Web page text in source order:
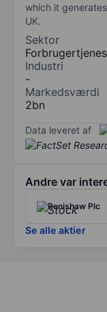
which it
UK.
Sektor
Industri
-
Markedsværdi
2bn
Data leveret af
Andre var
Renishaw Plc
Se alle aktier